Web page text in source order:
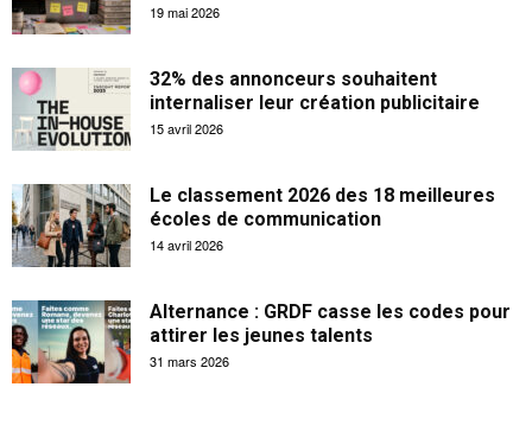
19 mai 2026
32% des annonceurs souhaitent
internaliser leur création publicitaire
15 avril 2026
Le classement 2026 des 18 meilleures
écoles de communication
14 avril 2026
Alternance : GRDF casse les codes pour
attirer les jeunes talents
31 mars 2026